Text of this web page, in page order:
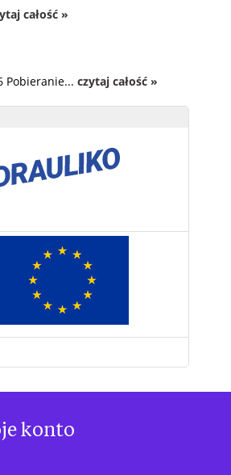
całość »
Pobieranie... czytaj całość »
konto